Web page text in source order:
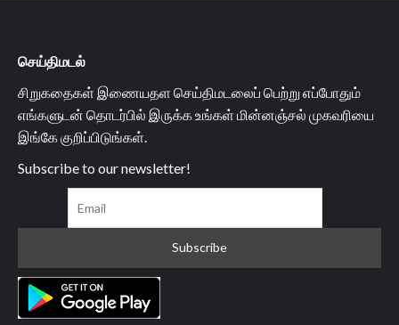
செய்திமடல்
சிறுகதைகள் இணையதள செய்திமடலைப் பெற்று எப்போதும்
எங்களுடன் தொடர்பில் இருக்க உங்கள் மின்னஞ்சல் முகவரியை
இங்கே குறிப்பிடுங்கள்.
Subscribe to our newsletter!